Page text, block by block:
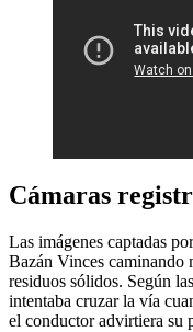
Cámaras
Las imágenes captadas
Bazán Vinces caminando
residuos sólidos. Según
intentaba cruzar la vía
el conductor advirtiera su